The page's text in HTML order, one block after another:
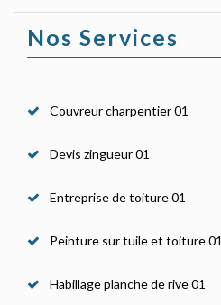
Nos Services
Couvreur charpentier 01
Devis zingueur 01
Entreprise de toiture 01
Peinture sur tuile et toiture 01
Habillage planche de rive 01